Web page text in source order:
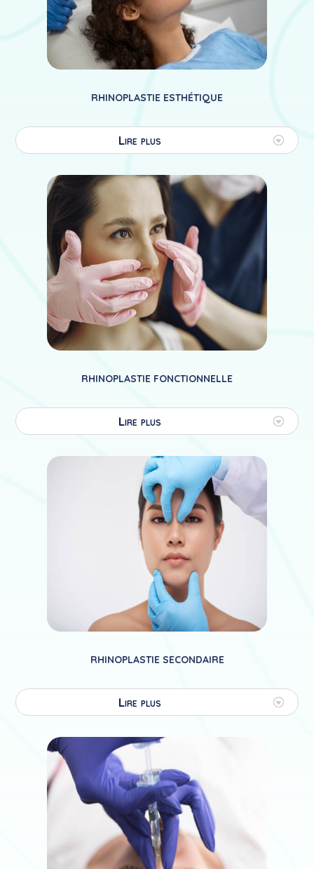
RHINOPLASTIE ESTHÉTIQUE
Lire plus
RHINOPLASTIE FONCTIONNELLE
Lire plus
RHINOPLASTIE SECONDAIRE
Lire plus